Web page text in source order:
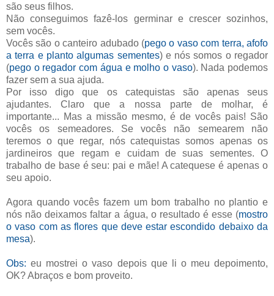
são seus filhos.
Não conseguimos fazê-los germinar e crescer sozinhos,
sem vocês.
Vocês são o canteiro adubado (pego o vaso com terra, afofo
a terra e planto algumas sementes) e nós somos o regador
(pego o regador com água e molho o vaso). Nada podemos
fazer sem a sua ajuda.
Por isso digo que os catequistas são apenas seus
ajudantes. Claro que a nossa parte de molhar, é
importante... Mas a missão mesmo, é de vocês pais! São
vocês os semeadores. Se vocês não semearem não
teremos o que regar, nós catequistas somos apenas os
jardineiros que regam e cuidam de suas sementes. O
trabalho de base é seu: pai e mãe! A catequese é apenas o
seu apoio.
Agora quando vocês fazem um bom trabalho no plantio e
nós não deixamos faltar a água, o resultado é esse (mostro
o vaso com as flores que deve estar escondido debaixo da
mesa).
Obs: eu mostrei o vaso depois que li o meu depoimento,
OK? Abraços e bom proveito.